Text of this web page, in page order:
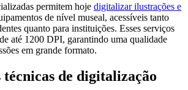
permitem hoje digitalizar ilustrações e
de nível museal, acessíveis tanto
quanto para instituições. Esses serviços
até 1200 DPI, garantindo uma qualidade
em grande formato.
de digitalização